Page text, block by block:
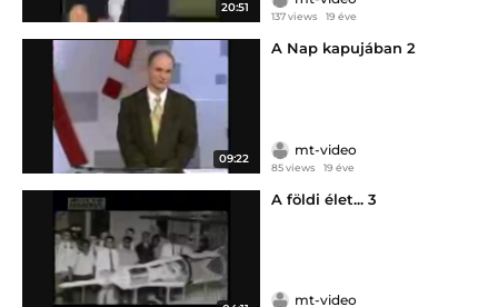
20:51
137 views 19 éve
09:22
A Nap kapujában 2
mt-video
85 views 19 éve
A földi élet... 3
mt-video